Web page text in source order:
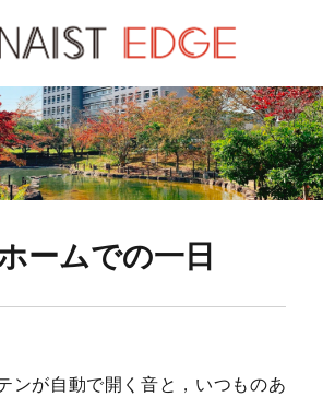
Edge
ームでの一日
ンが自動で開く音と，いつものあ